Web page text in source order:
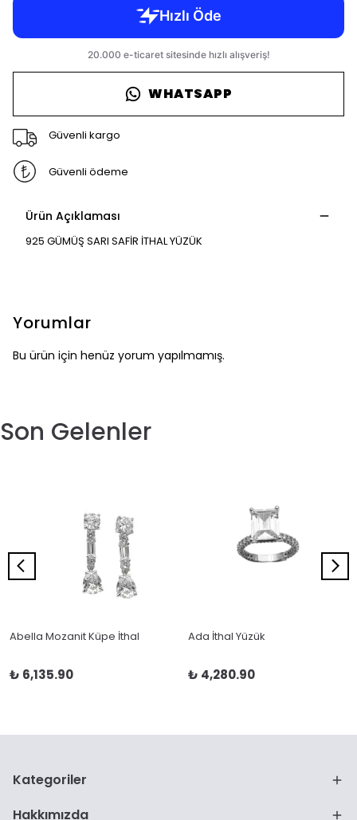
WHATSAPP
Güvenli kargo
Güvenli ödeme
Ürün Açıklaması
925 GÜMÜŞ SARI SAFİR İTHAL YÜZÜK
Yorumlar
Bu ürün için henüz yorum yapılmamış.
Son Gelenler
Abella Mozanit Küpe İthal
₺ 6,135.90
Ada İthal Yüzük
₺ 4,280.90
Kategoriler
Hakkımızda